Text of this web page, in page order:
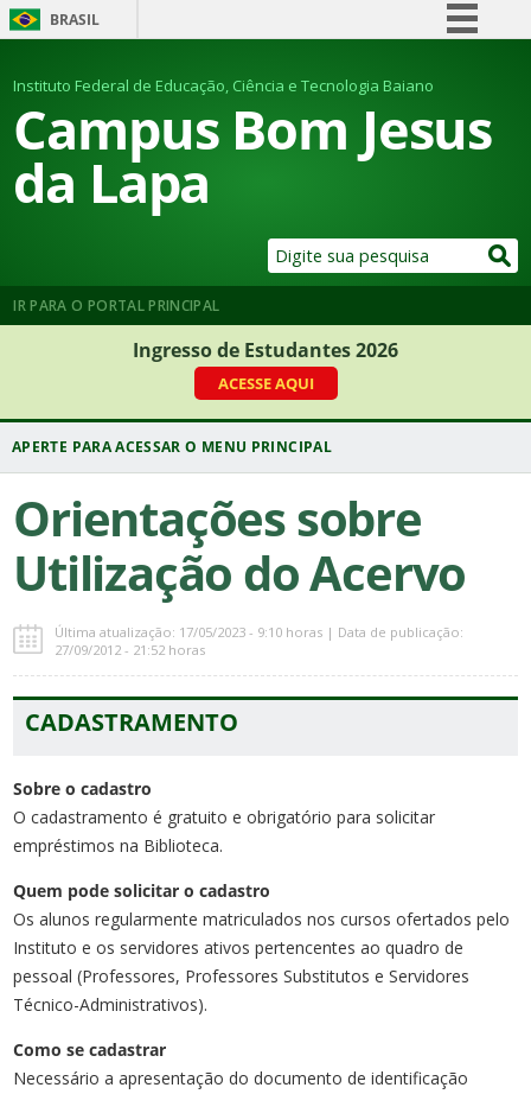
BRASIL
Comunica BR
Participe
Instituto Federal de Educação, Ciência e Tecnologia Baiano
Campus Bom Jesus
da Lapa
IR PARA O PORTAL PRINCIPAL
Ingresso de Estudantes 2026
ACESSE AQUI
Orientações sobre
Utilização do Acervo
Última atualização: 17/05/2023 - 9:10 horas | Data de publicação:
27/09/2012 - 21:52 horas
CADASTRAMENTO
Sobre o cadastro
O cadastramento é gratuito e obrigatório para solicitar
empréstimos na Biblioteca.
Quem pode solicitar o cadastro
Os alunos regularmente matriculados nos cursos ofertados pelo
Instituto e os servidores ativos pertencentes ao quadro de
pessoal (Professores, Professores Substitutos e Servidores
Técnico-Administrativos).
Como se cadastrar
Necessário a apresentação do documento de identificação